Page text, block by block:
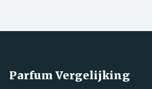
Parfum Vergelijking